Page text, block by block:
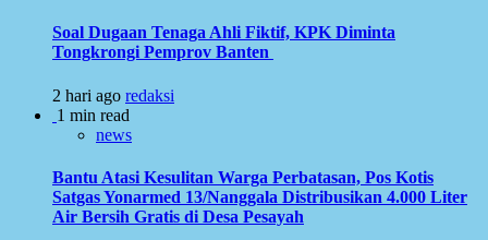
Soal Dugaan Tenaga Ahli Fiktif, KPK Diminta
Tongkrongi Pemprov Banten
2 hari ago redaksi
1 min read
news
Bantu Atasi Kesulitan Warga Perbatasan, Pos Kotis
Satgas Yonarmed 13/Nanggala Distribusikan 4.000 Liter
Air Bersih Gratis di Desa Pesayah